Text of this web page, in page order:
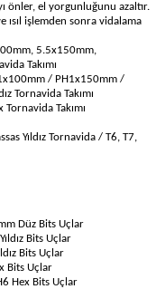
önler, el yorgunluğunu azaltır.
ısıl işlemden sonra vidalama
5.5x150mm,
Takımı
/ PH1x150mm /
Tornavida Takımı
Takımı
Yıldız Tornavida / T6, T7,
Düz Bits Uçlar
Bits Uçlar
Bits Uçlar
Bits Uçlar
Hex Bits Uçlar